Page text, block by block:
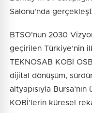
Salonu'nda
BTSO'nun 2030
geçirilen Türkiye’nin
TEKNOSAB KOBİ
dijital dönüşüm,
altyapısıyla
KOBİ’lerin küresel